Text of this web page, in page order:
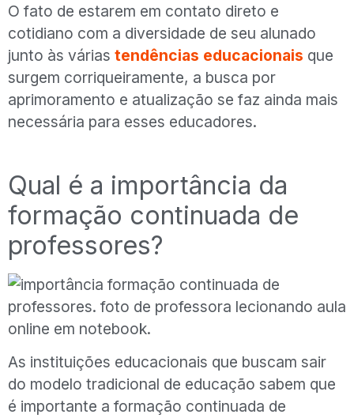
O fato de estarem em contato direto e
cotidiano com a diversidade de seu alunado
junto às várias tendências educacionais que
surgem corriqueiramente, a busca por
aprimoramento e atualização se faz ainda mais
necessária para esses educadores.
Qual é a importância da
formação continuada de
professores?
As instituições educacionais que buscam sair
do modelo tradicional de educação sabem que
é importante a formação continuada de